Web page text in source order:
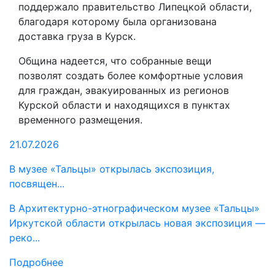
поддержало правительство Липецкой области,
благодаря которому была организована
доставка груза в Курск.
Община надеется, что собранные вещи
позволят создать более комфортные условия
для граждан, эвакуированных из регионов
Курской области и находящихся в пунктах
временного размещения.
21.07.2026
В музее «Тальцы» открылась экспозиция,
посвящен...
В Архитектурно-этнографическом музее «Тальцы»
Иркутской области открылась новая экспозиция —
реко...
Подробнее